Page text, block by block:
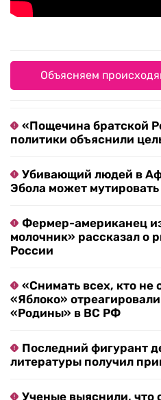
Объясняем
«Пощечина братской
политики объяснили
Убивающий людей в
Эбола может мутировать
Фермер-американец
молочник» рассказал о
России
«Снимать всех, кто не
«Яблоко»
«Родины» в ВС РФ
Последний фигурант
литературы получил
Ученые выяснили, что